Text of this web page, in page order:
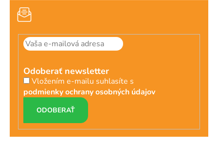
Odoberať newsletter
Vložením e-mailu suhlasíte s
podmienky ochrany osobných údajov
PRIHLÁSIŤ
SA